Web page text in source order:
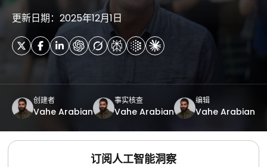
更新日期：2025年12月1日
创建者
Vahe Arabian
事实核查
Vahe Arabian
编辑
Vahe Arabian
订阅人工智能洞察